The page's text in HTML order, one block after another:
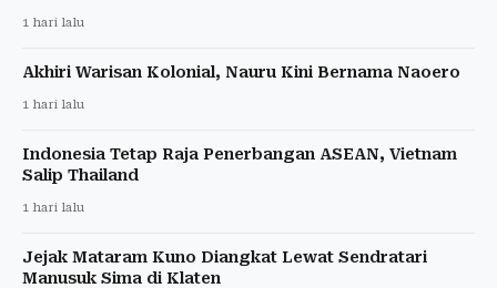
1 hari lalu
Akhiri Warisan Kolonial, Nauru Kini Bernama Naoero
1 hari lalu
Indonesia Tetap Raja Penerbangan ASEAN, Vietnam
Salip Thailand
1 hari lalu
Jejak Mataram Kuno Diangkat Lewat Sendratari
Manusuk Sima di Klaten